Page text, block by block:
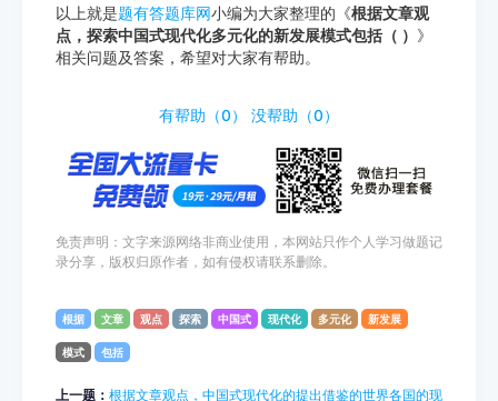
以上就是题有答题库网小编为大家整理的《根据文章观
点，探索中国式现代化多元化的新发展模式包括（ ） 》
相关问题及答案，希望对大家有帮助。
有帮助（0） 没帮助（0）
免责声明：文字来源网络非商业使用，本网站只作个人学习做题记
录分享，版权归原作者，如有侵权请联系删除。
根据 文章 观点 探索 中国式 现代化 多元化 新发展
模式 包括
上一题： 根据文章观点，中国式现代化的提出借鉴的世界各国的现